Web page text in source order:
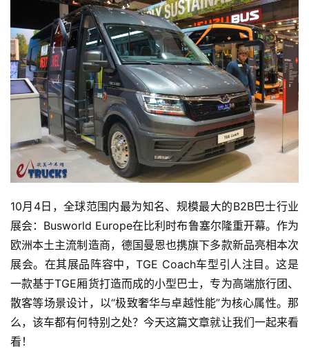
10月4日，全球范围内最为知名、规模最大的B2B巴士行业
展会：Busworld Europe在比利时布鲁塞尔隆重开幕。作为
欧洲本土主流制造商，德国曼恩也携旗下多款新品亮相本次
展会。在其展品阵容中，TGE Coach车型引人注目。这是
一款基于TGE厢货打造而成的小型巴士，专为高端旅行团、
散客等场景设计，以“极致奢华与卓越性能”为核心属性。那
么，该车都有何特别之处？今天这篇文章就让我们一起来看
看！